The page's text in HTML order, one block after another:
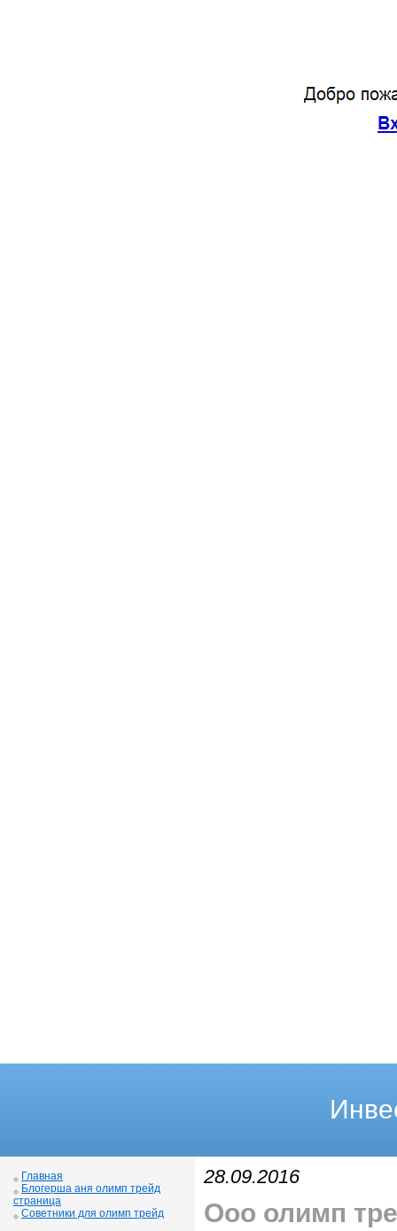
Главная
Блогерша аня олимп трейд
страница
Советники для олимп трейд
28.09.2016
Ооо олимп